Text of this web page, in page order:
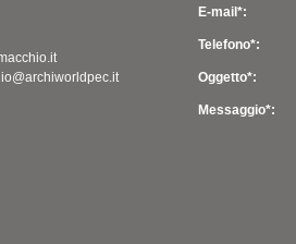
E-mail*:
Telefono*:
Oggetto*:
Messaggio*: